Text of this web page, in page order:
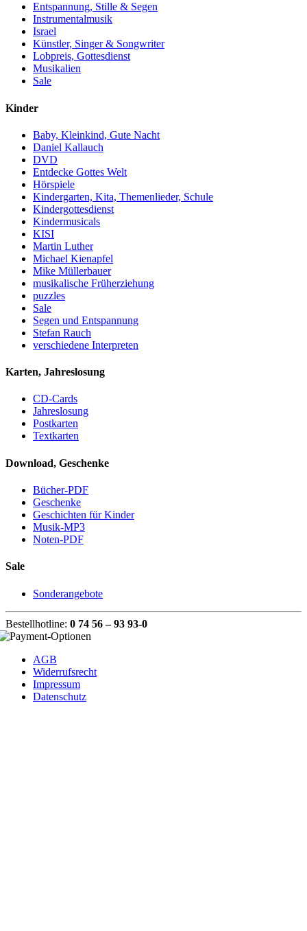
Entspannung, Stille & Segen
Instrumentalmusik
Israel
Künstler, Singer & Songwriter
Lobpreis, Gottesdienst
Musikalien
Sale
Kinder
Baby, Kleinkind, Gute Nacht
Daniel Kallauch
DVD
Entdecke Gottes Welt
Hörspiele
Kindergarten, Kita, Themenlieder, Schule
Kindergottesdienst
Kindermusicals
KISI
Martin Luther
Michael Kienapfel
Mike Müllerbauer
musikalische Früherziehung
puzzles
Sale
Segen und Entspannung
Stefan Rauch
verschiedene Interpreten
Karten, Jahreslosung
CD-Cards
Jahreslosung
Postkarten
Textkarten
Download, Geschenke
Bücher-PDF
Geschenke
Geschichten für Kinder
Musik-MP3
Noten-PDF
Sale
Sonderangebote
Bestellhotline: 0 74 56 – 93 93-0
AGB
Widerrufsrecht
Impressum
Datenschutz